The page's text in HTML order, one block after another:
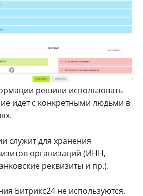
решили использовать
идет с конкретными людьми в
служит для хранения
организаций (ИНН,
реквизиты и пр.).
Битрикс24 не используются.